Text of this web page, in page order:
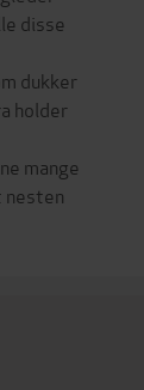
disse
dukker
holder
mange
nesten